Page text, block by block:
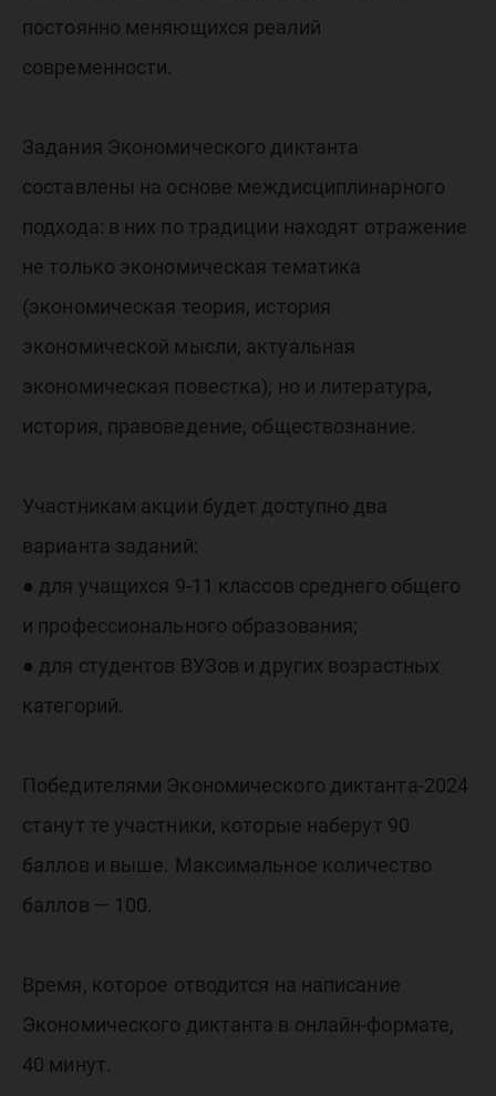
постоянно меняющихся реалий
современности.
Задания Экономического диктанта
составлены на основе междисциплинарного
подхода: в них по традиции находят отражение
не только экономическая тематика
(экономическая теория, история
экономической мысли, актуальная
экономическая повестка), но и литература,
история, правоведение, обществознание.
Участникам акции будет доступно два
варианта заданий:
● для учащихся 9-11 классов среднего общего
и профессионального образования;
● для студентов ВУЗов и других возрастных
категорий.
Победителями Экономического диктанта-2024
станут те участники, которые наберут 90
баллов и выше. Максимальное количество
баллов — 100.
Время, которое отводится на написание
Экономического диктанта в онлайн-формате,
40 минут.